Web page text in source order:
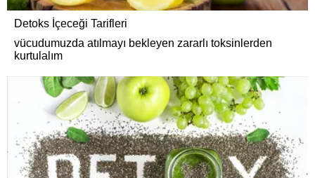
Detoks İçeceği Tarifleri
vücudumuzda atılmayı bekleyen zararlı toksinlerden
kurtulalım